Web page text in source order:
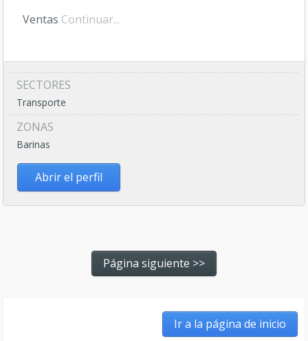
Ventas Continuar...
SECTORES
Transporte
ZONAS
Barinas
Abrir el perfil
Página siguiente >>
Ir a la página de inicio